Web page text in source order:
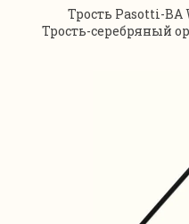
Трость Pasotti-BA
Трость-серебряный